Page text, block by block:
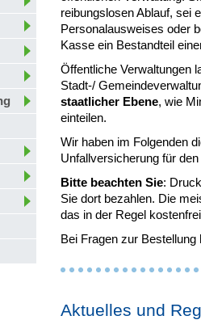
reibungslosen Ablauf, sei
Personalausweises oder
Kasse ein Bestandteil
Öffentliche Verwaltungen
Stadt-/
staatlicher Ebene, wie
einteilen.
Wir haben im Folgenden
Unfallversicherung für
Bitte beachten Sie:
Sie dort bezahlen. Die
das in der Regel
Bei Fragen zur Bestellung
Aktuelles und